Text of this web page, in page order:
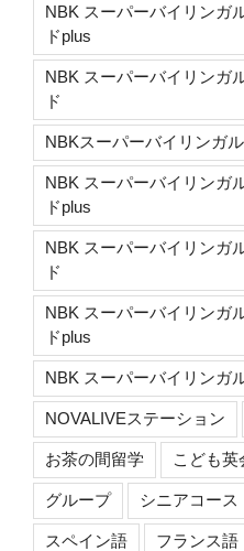
NBK スーパーバイリンガ
ドplus
NBK スーパーバイリンガ
ド
NBKスーパーバイリンガ
NBK スーパーバイリンガ
ドplus
NBK スーパーバイリンガ
ド
NBK スーパーバイリンガ
ドplus
NBK スーパーバイリンガ
NOVALIVEステーション
お茶の間留学 こども英
グループ シニアコース
スペイン語 フランス語